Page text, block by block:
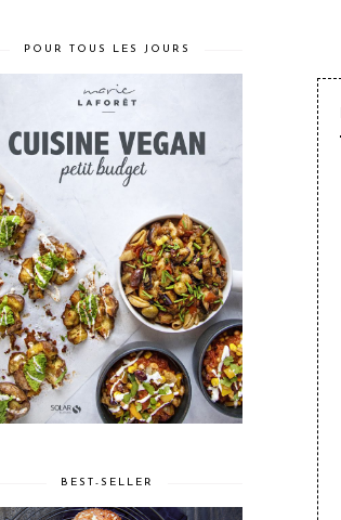
POUR TOUS LES JOURS
BEST-SELLER